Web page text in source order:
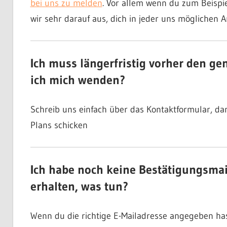
bei uns zu melden. Vor allem wenn du zum
wir sehr darauf aus, dich in jeder uns möglichen
Ich muss längerfristig vorher den
ich mich wenden?
Schreib uns einfach über das Kontaktformular,
Plans schicken
Ich habe noch keine
erhalten, was tun?
Wenn du die richtige E-Mailadresse angegeben